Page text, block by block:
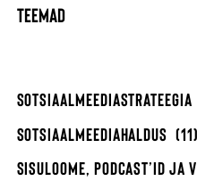
TEEMAD
SOTSIAALMEEDIASTRATEEGIA
SOTSIAALMEEDIAHALDUS (11)
SISULOOME, PODCAST’ID JA